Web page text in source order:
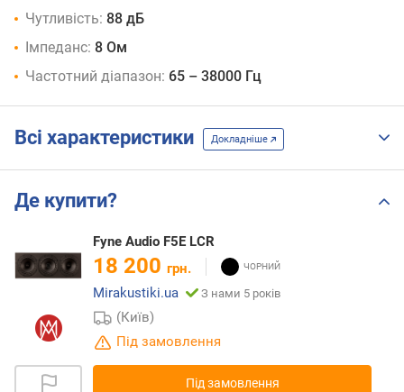
Чутливість: 88 дБ
Імпеданс: 8 Ом
Частотний діапазон: 65 – 38000 Гц
Всі характеристики Докладніше
Де купити?
Fyne Audio F5E LCR
18 200 грн.
Mirakustiki.ua
З нами 5 років
(Київ)
Під замовлення
Під замовлення